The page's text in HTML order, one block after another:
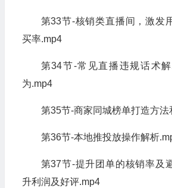
第33节-核销类直播间，激发
买率.mp4
第34节-常见直播违规话术
为.mp4
第35节-商家同城榜单打造方法
第36节-本地推投放操作解析
第37节-提升团单的核销率及
升利润及好评.mp4